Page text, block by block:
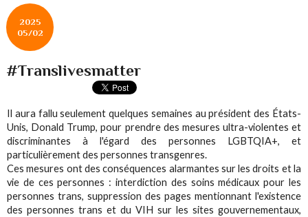
2025
05/02
#Translivesmatter
Il aura fallu seulement quelques semaines au président des États-
Unis, Donald Trump, pour prendre des mesures ultra-violentes et
discriminantes à l'égard des personnes LGBTQIA+, et
particulièrement des personnes transgenres.
Ces mesures ont des conséquences alarmantes sur les droits et la
vie de ces personnes : interdiction des soins médicaux pour les
personnes trans, suppression des pages mentionnant l'existence
des personnes trans et du VIH sur les sites gouvernementaux,